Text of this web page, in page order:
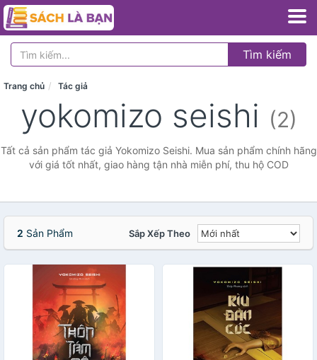
Tìm kiếm
Trang chủ Tác giả
yokomizo seishi (2)
Tất cả sản phẩm tác giả Yokomizo Seishi. Mua sản phẩm chính hãng
với giá tốt nhất, giao hàng tận nhà miễn phí, thu hộ COD
2 Sản Phẩm Sắp Xếp Theo